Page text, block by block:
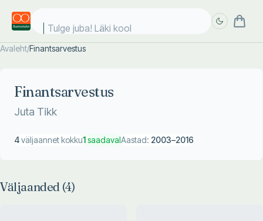
Tulge juba! Läki kooli
Avaleht/Finantsarvestus
Finantsarvestus
Juta Tikk
4väljaannet kokku1saadavalAastad: 2003–2016
Väljaanded (4)